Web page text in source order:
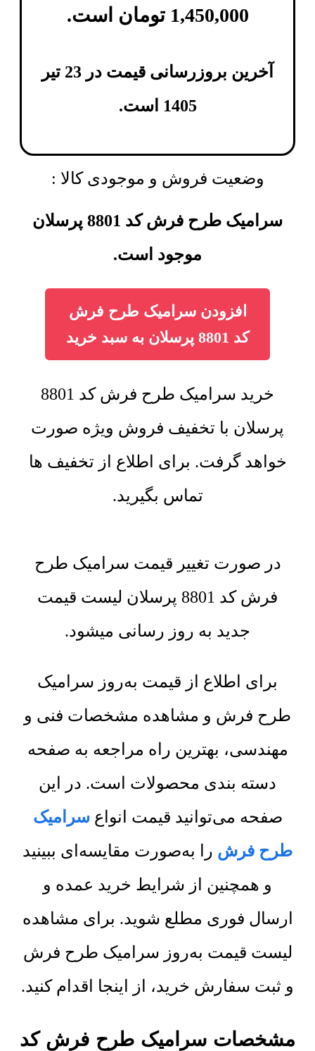
1,450,000 تومان است.
آخرین بروزرسانی قیمت در 23 تیر
1405 است.
وضعیت فروش و موجودی کالا :
سرامیک طرح فرش کد 8801 پرسلان
موجود است.
افزودن سرامیک طرح فرش
کد 8801 پرسلان به سبد خرید
خرید سرامیک طرح فرش کد 8801
پرسلان با تخفیف فروش ویژه صورت
خواهد گرفت. برای اطلاع از تخفیف ها
تماس بگیرید.
در صورت تغییر قیمت سرامیک طرح
فرش کد 8801 پرسلان لیست قیمت
جدید به روز رسانی میشود.
برای اطلاع از قیمت به‌روز سرامیک
طرح فرش و مشاهده مشخصات فنی و
مهندسی، بهترین راه مراجعه به صفحه
دسته بندی محصولات است. در این
صفحه می‌توانید قیمت انواعسرامیک
طرح فرش را به‌صورت مقایسه‌ای ببینید
و همچنین از شرایط خرید عمده و
ارسال فوری مطلع شوید. برای مشاهده
لیست قیمت به‌روز سرامیک طرح فرش
و ثبت سفارش خرید، از اینجا اقدام کنید.
مشخصات سرامیک طرح فرش کد